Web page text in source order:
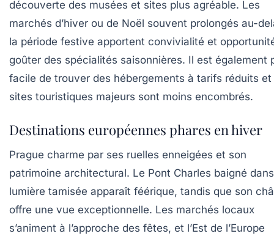
découverte des musées et sites plus agréable. Les
marchés d’hiver ou de Noël souvent prolongés au-
la période festive apportent convivialité et
goûter des spécialités saisonnières. Il est également
facile de trouver des hébergements à tarifs réduits et
sites touristiques majeurs sont moins encombrés.
Destinations européennes phares en hiver
Prague charme par ses ruelles enneigées et son
patrimoine architectural. Le Pont Charles baigné
lumière tamisée apparaît féérique, tandis que son
offre une vue exceptionnelle. Les marchés locaux
s’animent à l’approche des fêtes, et l’Est de l’Europe